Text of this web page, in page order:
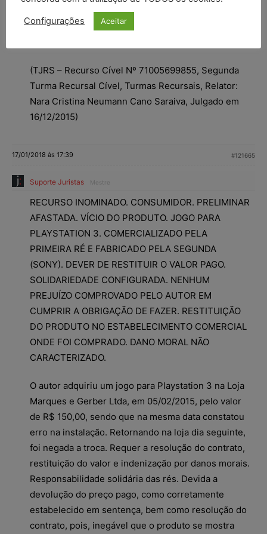
ao deixar a bagagem de mão no interior do ônibus.
Sentença que merece ser mantida pelos seus
(TJRS – Recurso Cível Nº 71005699855, Segunda
Turma Recursal Cível, Turmas Recursais, Relator:
Nara Cristina Neumann Cano Saraiva, Julgado em
16/12/2015)
17/01/2018 às 17:39 #121665
Suporte Juristas Mestre
RECURSO INOMINADO. CONSUMIDOR. PRELIMINAR
AFASTADA. VÍCIO DO PRODUTO. JOGO PARA
PLAYSTATION 3. COMERCIALIZADO PELA
PRIMEIRA RÉ E FABRICADO PELA SEGUNDA
(SONY). DEVER DE RESTITUIR O VALOR PAGO.
SOLIDARIEDADE CONFIGURADA. NENHUM
PREJUÍZO COMPROVADO PELO AUTOR EM
CUMPRIR A OBRIGAÇÃO DE FAZER. RESTITUIÇÃO
DO PRODUTO NO ESTABELECIMENTO COMERCIAL
ONDE FOI COMPRADO. DANO MORAL NÃO
CARACTERIZADO.
O autor adquiriu um jogo para Playstation 3 na Loja
Marques e Gerber Ltda, em 05/02/2015, pelo valor
de R$ 150,00, sendo que na mesma data constatou
erro na instalação. Retornando na loja dia seguinte,
foi negada a troca. Requer a resolução do contrato,
restituição do valor e indenização por danos morais.
Responsabilidade solidária das rés. Devida a
devolução do preço pago, como corretamente
estabelecido em sentença, bem como resolução do
contrato, pois, inegável que o produto se mostra
Configurações Aceitar